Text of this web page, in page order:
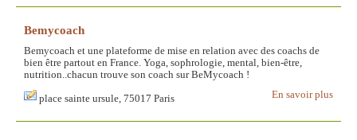
Bemycoach
Bemycoach et une plateforme de mise en relation avec des coachs de
bien être partout en France. Yoga, sophrologie, mental, bien-être,
nutrition..chacun trouve son coach sur BeMycoach !
En savoir plus
place sainte ursule, 75017 Paris